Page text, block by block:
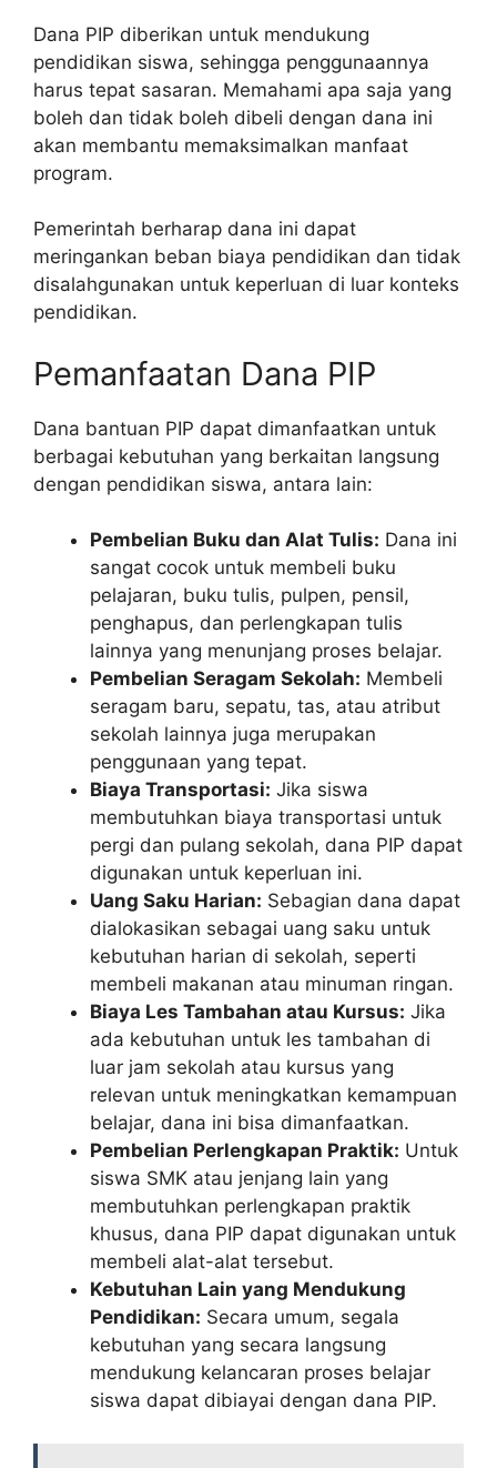
Dana PIP diberikan untuk mendukung
pendidikan siswa, sehingga penggunaannya
harus tepat sasaran. Memahami apa saja yang
boleh dan tidak boleh dibeli dengan dana ini
akan membantu memaksimalkan manfaat
program.
Pemerintah berharap dana ini dapat
meringankan beban biaya pendidikan dan tidak
disalahgunakan untuk keperluan di luar konteks
pendidikan.
Pemanfaatan Dana PIP
Dana bantuan PIP dapat dimanfaatkan untuk
berbagai kebutuhan yang berkaitan langsung
dengan pendidikan siswa, antara lain:
Pembelian Buku dan Alat Tulis: Dana ini
sangat cocok untuk membeli buku
pelajaran, buku tulis, pulpen, pensil,
penghapus, dan perlengkapan tulis
lainnya yang menunjang proses belajar.
Pembelian Seragam Sekolah: Membeli
seragam baru, sepatu, tas, atau atribut
sekolah lainnya juga merupakan
penggunaan yang tepat.
Biaya Transportasi: Jika siswa
membutuhkan biaya transportasi untuk
pergi dan pulang sekolah, dana PIP dapat
digunakan untuk keperluan ini.
Uang Saku Harian: Sebagian dana dapat
dialokasikan sebagai uang saku untuk
kebutuhan harian di sekolah, seperti
membeli makanan atau minuman ringan.
Biaya Les Tambahan atau Kursus: Jika
ada kebutuhan untuk les tambahan di
luar jam sekolah atau kursus yang
relevan untuk meningkatkan kemampuan
belajar, dana ini bisa dimanfaatkan.
Pembelian Perlengkapan Praktik: Untuk
siswa SMK atau jenjang lain yang
membutuhkan perlengkapan praktik
khusus, dana PIP dapat digunakan untuk
membeli alat-alat tersebut.
Kebutuhan Lain yang Mendukung
Pendidikan: Secara umum, segala
kebutuhan yang secara langsung
mendukung kelancaran proses belajar
siswa dapat dibiayai dengan dana PIP.